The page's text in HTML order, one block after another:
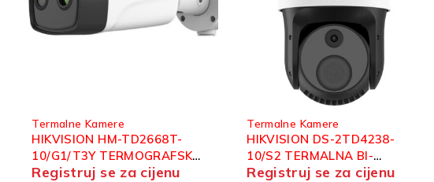
Termalne Kamere
HIKVISION DS-2TD4238-
10/S2 TERMALNA BI-
SPECTRUM IP SPEED DOME
Registruj se za cijenu
Termalne Kamere
HIKVISION HM-TD2628-
7/G1/T3A TERMALNA BI-
SPECTRUM IP BULLET
Registruj se za cijenu